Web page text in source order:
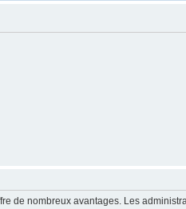
de nombreux avantages. Les